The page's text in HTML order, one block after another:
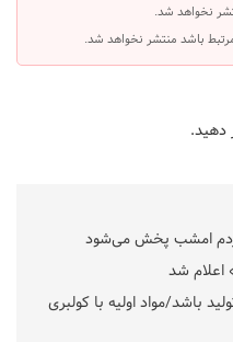
نخواهد شد.
مرتبط باشد منتشر نخواهد شد.
دهید.
امشب پخش می‌شود
اعلام شد
باشد/مواد اولیه با کولبری